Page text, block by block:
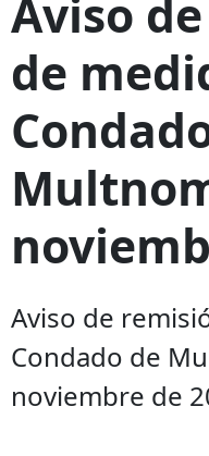
Aviso
de
Aviso de
Condado de
noviembre de